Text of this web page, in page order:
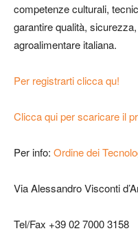
competenze culturali,
garantire qualità,
agroalimentare italiana.
Per registrarti clicca qu!
Clicca qui per scaricare il
Per info: Ordine dei
Via Alessandro Visconti
Tel/Fax +39 02 7000 3158